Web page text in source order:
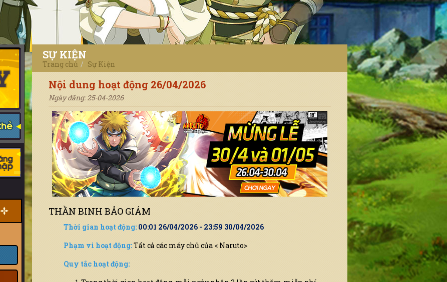
SỰ KIỆN
Trang chủ Sự Kiện
Nội dung hoạt động 26/04/2026
Ngày đăng: 25-04-2026
THẦN BINH BẢO GIÁM
Thời gian hoạt động: 00:01 26/04/2026 - 23:59 30/04/2026
Phạm vi hoạt động:Tất cả các máy chủ của < Naruto>
Quy tắc hoạt động: